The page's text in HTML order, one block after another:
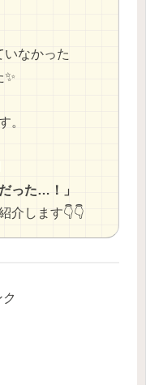
なかった
。
った…！」
介します👇👇